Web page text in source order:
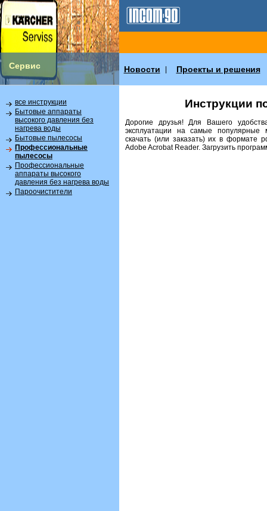
Сервис Новости Проекты и решения
все инструкции
Бытовые аппараты
высокого давления без
нагрева воды
Бытовые пылесосы
Профессиональные
пылесосы
Профессиональные
аппараты высокого
давления без нагрева воды
Пароочистители
Инструкции
Дорогие друзья! Для Вашего
эксплуатации на самые
скачать (или заказать) их в формате
Аdobe Acrobat Reader. Загрузить